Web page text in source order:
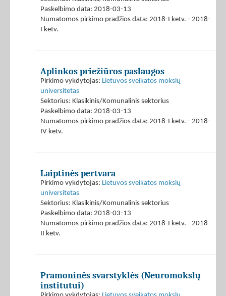
Paskelbimo data: 2018-03-13
Numatomos pirkimo pradžios data: 2018-I ketv. - 2018-
I ketv.
Aplinkos priežiūros paslaugos
Pirkimo vykdytojas: Lietuvos sveikatos mokslų
universitetas
Sektorius: Klasikinis/Komunalinis sektorius
Paskelbimo data: 2018-03-13
Numatomos pirkimo pradžios data: 2018-I ketv. - 2018-
IV ketv.
Laiptinės pertvara
Pirkimo vykdytojas: Lietuvos sveikatos mokslų
universitetas
Sektorius: Klasikinis/Komunalinis sektorius
Paskelbimo data: 2018-03-13
Numatomos pirkimo pradžios data: 2018-I ketv. - 2018-
II ketv.
Pramoninės svarstyklės (Neuromokslų
institutui)